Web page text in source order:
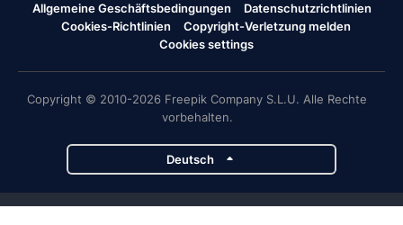
Allgemeine Geschäftsbedingungen
Datenschutzrichtlinien
Cookies-Richtlinien
Copyright-Verletzung melden
Cookies settings
Copyright © 2010-2026 Freepik Company S.L.U. Alle Rechte
vorbehalten.
Deutsch